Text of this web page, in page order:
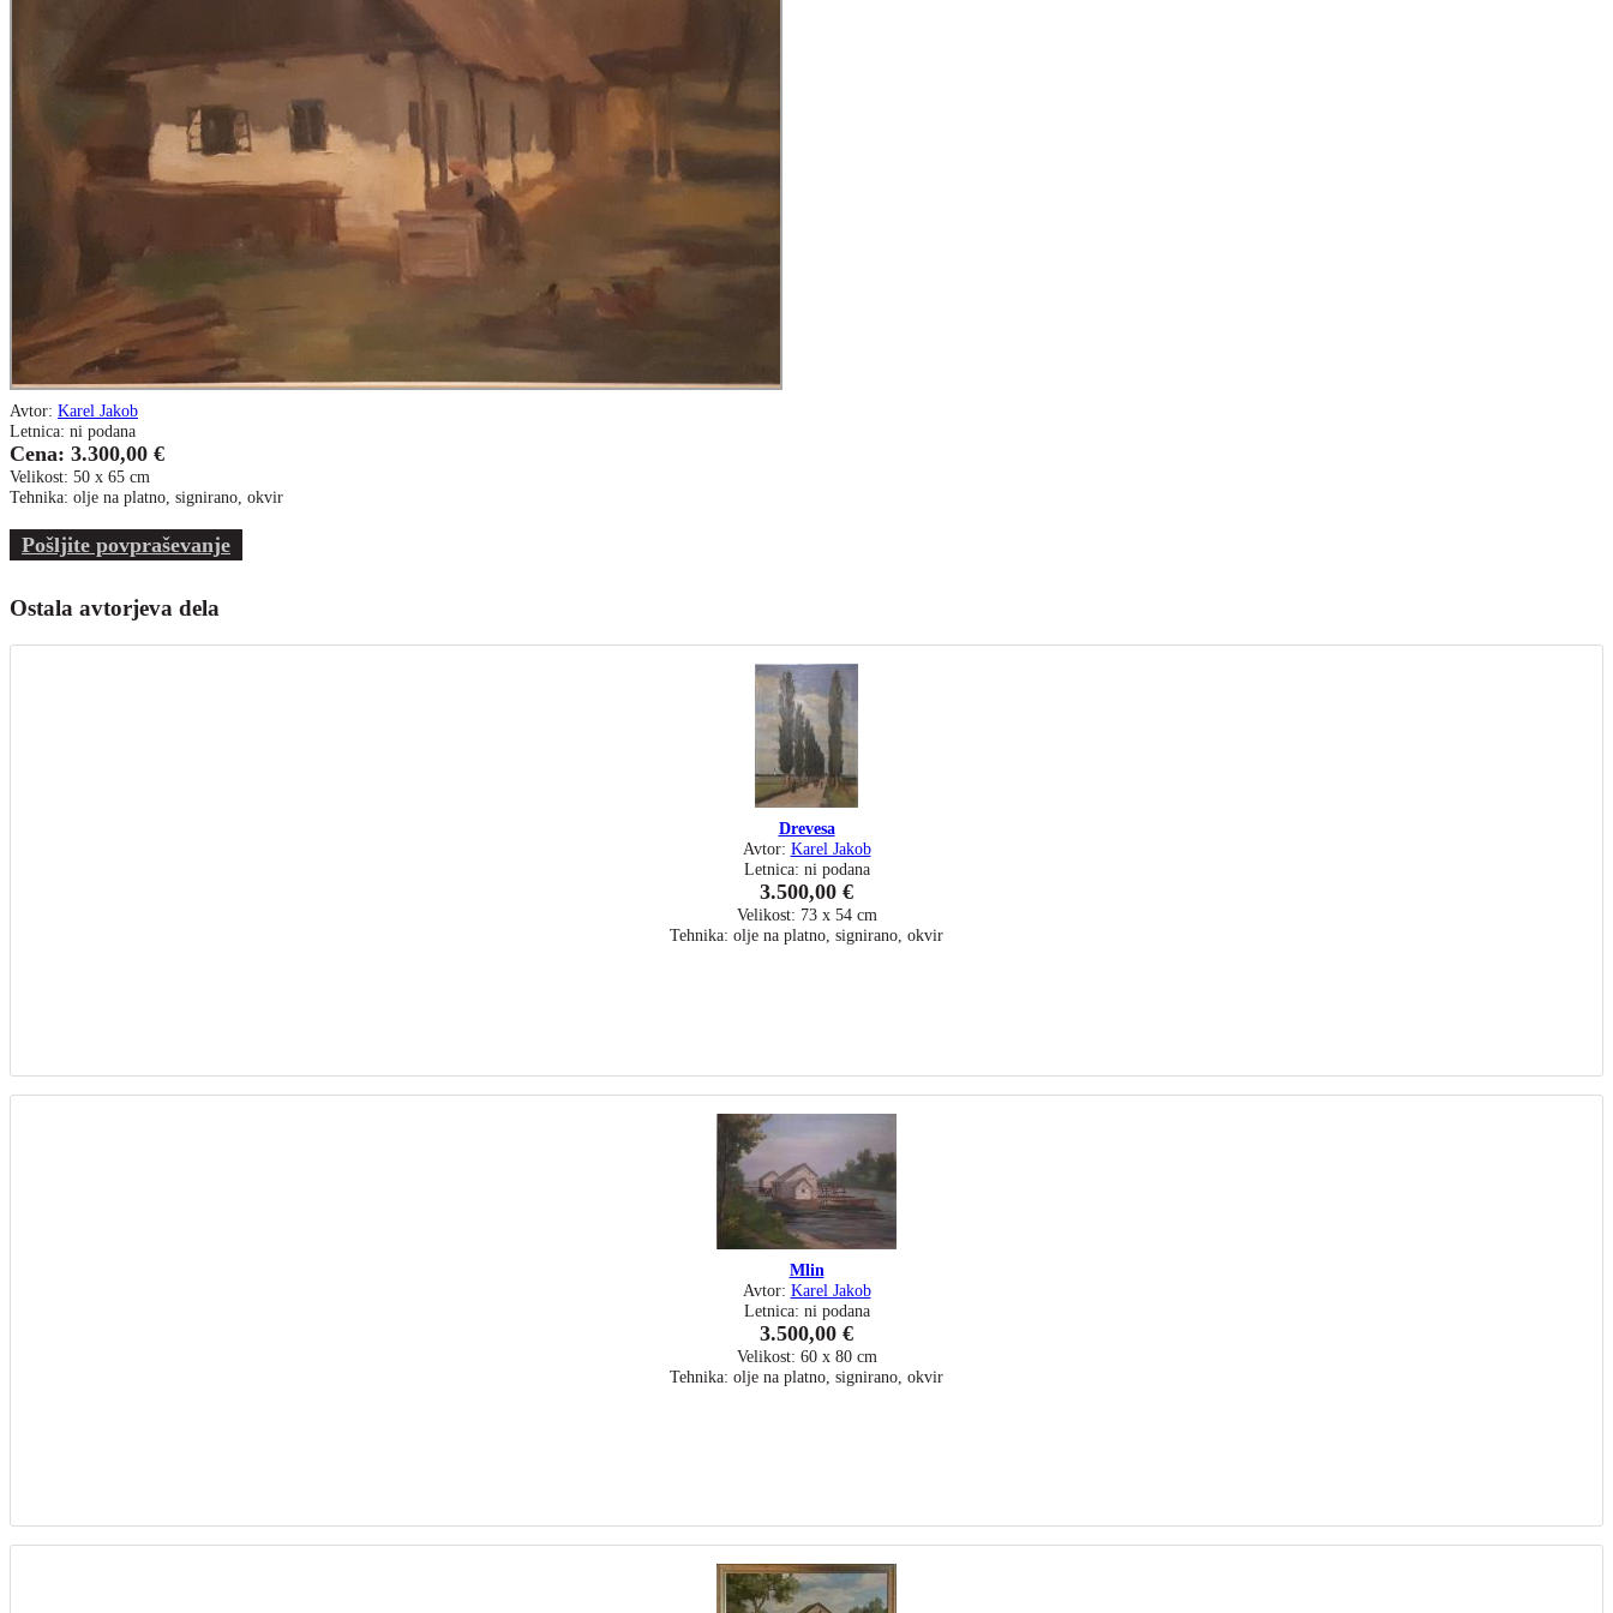
Avtor: Karel Jakob
Letnica: ni podana
Cena: 3.300,00 €
Velikost: 50 x 65 cm
Tehnika: olje na platno, signirano, okvir
Pošljite povpraševanje
Ostala avtorjeva dela
Drevesa
Avtor: Karel Jakob
Letnica: ni podana
3.500,00 €
Velikost: 73 x 54 cm
Tehnika: olje na platno, signirano, okvir
Mlin
Avtor: Karel Jakob
Letnica: ni podana
3.500,00 €
Velikost: 60 x 80 cm
Tehnika: olje na platno, signirano, okvir